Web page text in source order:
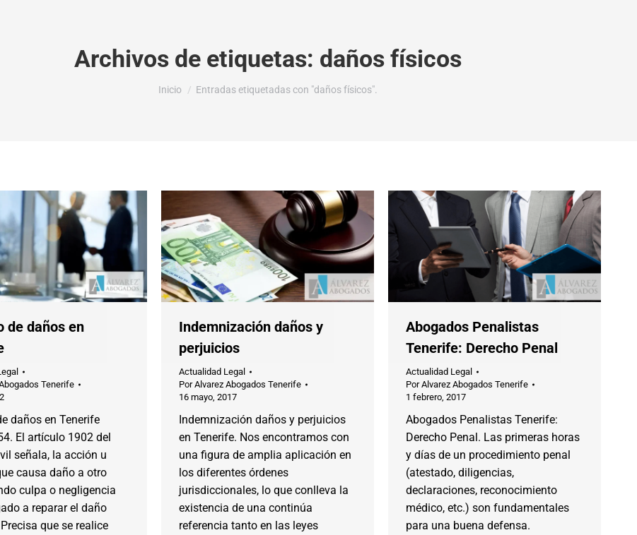
Archivos de etiquetas: daños físicos
Estás aquí:
Inicio Entradas etiquetadas con "daños físicos".
de daños en
Tenerife
daños en Tenerife
El artículo 1902 del
señala, la acción u
causa daño a otro
culpa o negligencia
a reparar el daño
que se realice
Indemnización daños y
perjuicios
Actualidad Legal
PorAlvarez Abogados Tenerife
16 mayo, 2017
Indemnización daños y perjuicios
en Tenerife. Nos encontramos con
una figura de amplia aplicación en
los diferentes órdenes
jurisdiccionales, lo que conlleva la
existencia de una continúa
referencia tanto en las leyes
Abogados Penalistas
Tenerife: Derecho Penal
Actualidad Legal
PorAlvarez Abogados Tenerife
1 febrero, 2017
Abogados Penalistas Tenerife:
Derecho Penal. Las primeras horas
y días de un procedimiento penal
(atestado, diligencias,
declaraciones, reconocimiento
médico, etc.) son fundamentales
para una buena defensa.